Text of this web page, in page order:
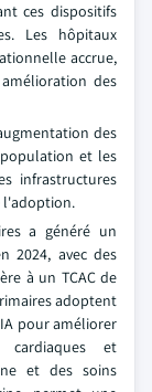
ces dispositifs
Les hôpitaux
accrue,
des
des
et les
infrastructures
l'adoption.
a généré un
2024, avec des
à un TCAC de
adoptent
pour améliorer
et
et des soins